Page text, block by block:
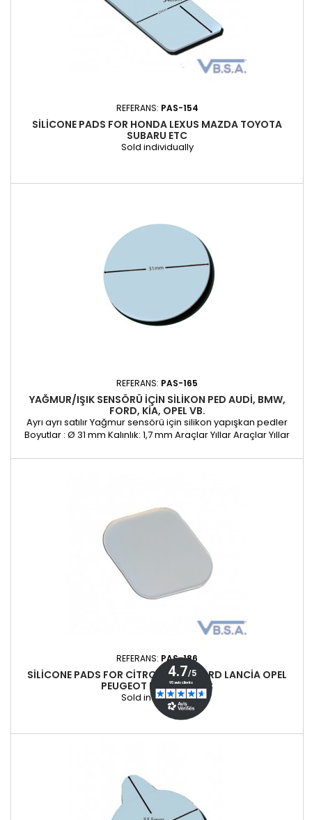
REFERANS: PAS-154
SILICONE PADS FOR HONDA LEXUS MAZDA TOYOTA
SUBARU ETC
Sold individually
REFERANS: PAS-165
YAĞMUR/IŞIK SENSÖRÜ IÇIN SILIKON PED AUDI, BMW,
FORD, KIA, OPEL VB.
Ayrı ayrı satılır Yağmur sensörü için silikon yapışkan pedler
Boyutlar : Ø 31 mm Kalınlık: 1,7 mm Araçlar Yıllar Araçlar Yıllar
AUDI TT Cabrio1 15- FORD Fiesta VII 08- AUDI TT Cpé. 14 FORD
REFERANS: PAS-186
SILICONE PADS FOR CITROËN FIAT FORD LANCIA OPEL
PEUGEOT RENAULT ETC
Sold individually